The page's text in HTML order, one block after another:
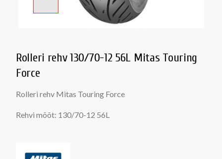
Rolleri rehv 130/70-12 56L Mitas Touring
Force
Rolleri rehv Mitas Touring Force
Rehvi mõõt: 130/70-12 56L